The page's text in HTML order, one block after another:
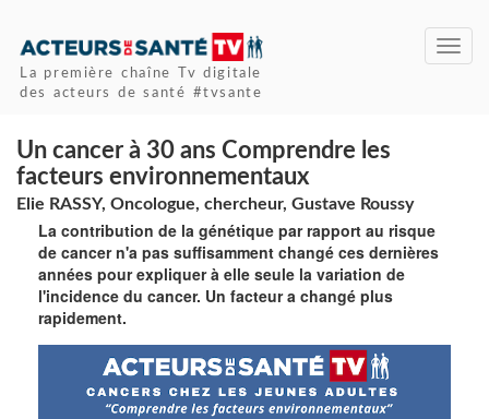
La première chaîne Tv digitale
des acteurs de santé #tvsante
Un cancer à 30 ans Comprendre les
facteurs environnementaux
Elie RASSY, Oncologue, chercheur, Gustave Roussy
La contribution de la génétique par rapport au risque
de cancer n'a pas suffisamment changé ces dernières
années pour expliquer à elle seule la variation de
l'incidence du cancer. Un facteur a changé plus
rapidement.